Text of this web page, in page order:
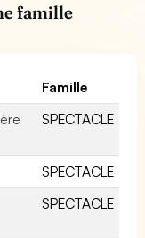
famille
Famille
SPECTACLE
SPECTACLE
SPECTACLE